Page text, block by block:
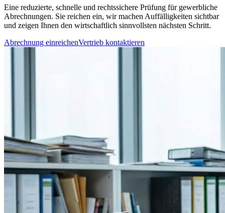
Eine reduzierte, schnelle und rechtssichere Prüfung für gewerbliche
Abrechnungen. Sie reichen ein, wir machen Auffälligkeiten sichtbar
und zeigen Ihnen den wirtschaftlich sinnvollsten nächsten Schritt.
Abrechnung einreichenVertrieb kontaktieren